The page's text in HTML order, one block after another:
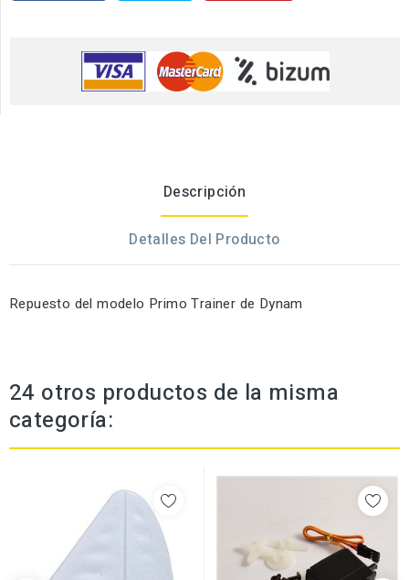
Descripción
Detalles Del Producto
Repuesto del modelo Primo Trainer de Dynam
24 otros productos de la misma
categoría: